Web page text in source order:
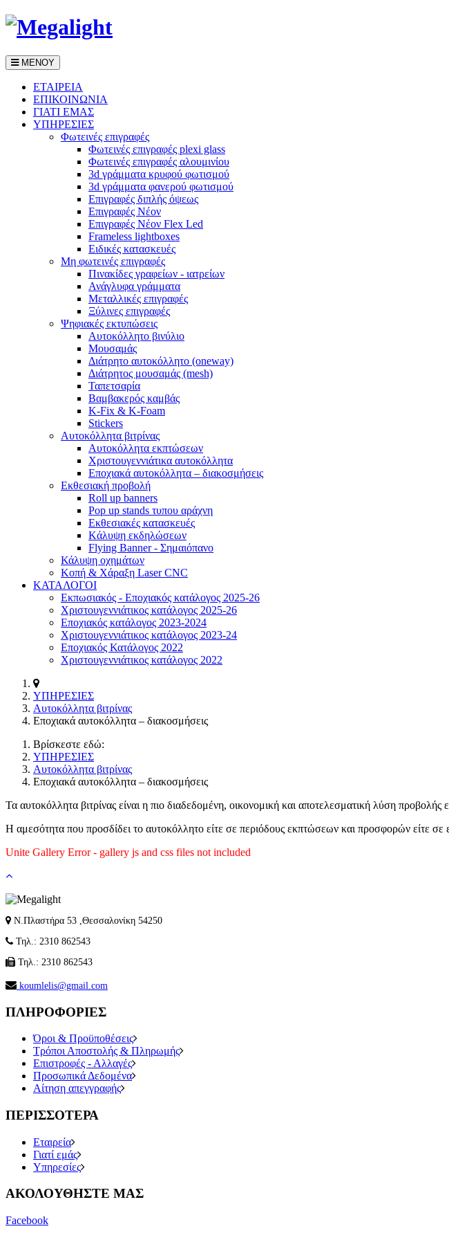
ΜΕΝΟΥ
ΕΤΑΙΡEΙΑ
ΕΠΙΚΟΙΝΩΝΙΑ
ΓΙΑΤΙ ΕΜΑΣ
ΥΠΗΡΕΣΙΕΣ
Φωτεινές επιγραφές
Φωτεινές επιγραφές plexi glass
Φωτεινές επιγραφές αλουμινίου
3d γράμματα κρυφού φωτισμού
3d γράμματα φανερού φωτισμού
Επιγραφές διπλής όψεως
Επιγραφές Νέον
Επιγραφές Νέον Flex Led
Frameless lightboxes
Ειδικές κατασκευές
Μη φωτεινές επιγραφές
Πινακίδες γραφείων - ιατρείων
Ανάγλυφα γράμματα
Μεταλλικές επιγραφές
Ξύλινες επιγραφές
Ψηφιακές εκτυπώσεις
Αυτοκόλλητο βινύλιο
Μουσαμάς
Διάτρητο αυτοκόλλητο (oneway)
Διάτρητος μουσαμάς (mesh)
Ταπετσαρία
Βαμβακερός καμβάς
K-Fix & K-Foam
Stickers
Αυτοκόλλητα βιτρίνας
Αυτοκόλλητα εκπτώσεων
Xριστουγεννιάτικα αυτοκόλλητα
Εποχιακά αυτοκόλλητα – διακοσμήσεις
Εκθεσιακή προβολή
Roll up banners
Pop up stands τυπου αράχνη
Εκθεσιακές κατασκευές
Kάλυψη εκδηλώσεων
Flying Banner - Σημαιόπανο
Κάλυψη οχημάτων
Κοπή & Χάραξη Laser CNC
ΚΑΤΑΛΟΓΟΙ
Εκπωσιακός - Εποχιακός κατάλογος 2025-26
Χριστουγεννιάτικος κατάλογος 2025-26
Εποχιακός κατάλογος 2023-2024
Χριστουγεννιάτικος κατάλογος 2023-24
Εποχιακός Κατάλογος 2022
Χριστουγεννιάτικος κατάλογος 2022
ΥΠΗΡΕΣΙΕΣ
Αυτοκόλλητα βιτρίνας
Εποχιακά αυτοκόλλητα – διακοσμήσεις
Βρίσκεστε εδώ:
ΥΠΗΡΕΣΙΕΣ
Αυτοκόλλητα βιτρίνας
Εποχιακά αυτοκόλλητα – διακοσμήσεις
Τα αυτοκόλλητα βιτρίνας είναι η πιο διαδεδομένη, οικονομική και αποτελεσματική λύση προβολής
Η αμεσότητα που προσδίδει το αυτοκόλλητο είτε σε περιόδους εκπτώσεων και προσφορών είτε
Unite Gallery Error - gallery js and css files not included
Ν.Πλαστήρα 53 ,Θεσσαλονίκη 54250
Τηλ.: 2310 862543
Τηλ.: 2310 862543
koumlelis@gmail.com
ΠΛΗΡΟΦΟΡΙΕΣ
Όροι & Προϋποθέσεις
Τρόποι Αποστολής & Πληρωμής
Επιστροφές - Αλλαγές
Προσωπικά Δεδομένα
Αίτηση απεγγραφής
ΠΕΡΙΣΣΟΤΕΡΑ
Εταιρεία
Γιατί εμάς
Υπηρεσίες
ΑΚΟΛΟΥΘΗΣΤΕ ΜΑΣ
Facebook